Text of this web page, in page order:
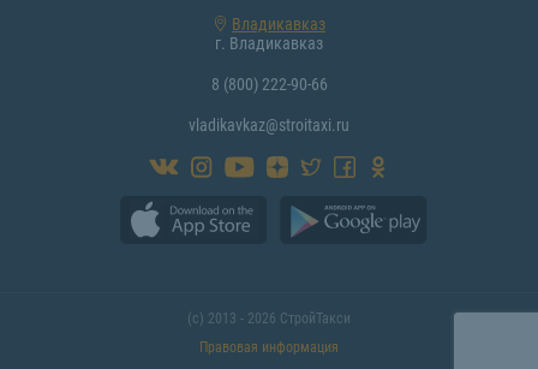
Владикавказ
г. Владикавказ
8 (800) 222-90-66
vladikavkaz@stroitaxi.ru
(с) 2013 - 2026 СтройТакси
Правовая информация